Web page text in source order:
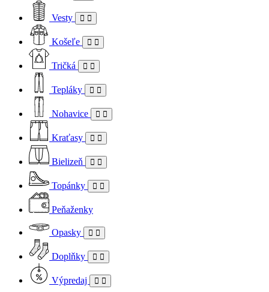
Vesty
Košeľe
Tričká
Tepláky
Nohavice
Kraťasy
Bielizeň
Topánky
Peňaženky
Opasky
Doplňky
Výpredaj